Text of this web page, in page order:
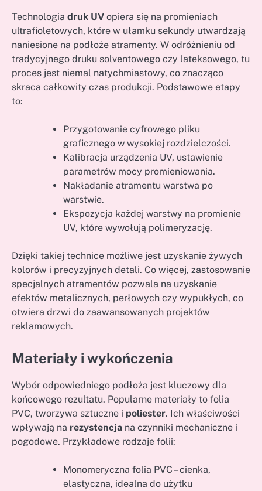
Technologia druk UV opiera się na promieniach
ultrafioletowych, które w ułamku sekundy utwardzają
naniesione na podłoże atramenty. W odróżnieniu od
tradycyjnego druku solventowego czy lateksowego, tu
proces jest niemal natychmiastowy, co znacząco
skraca całkowity czas produkcji. Podstawowe etapy
to:
Przygotowanie cyfrowego pliku
graficznego w wysokiej rozdzielczości.
Kalibracja urządzenia UV, ustawienie
parametrów mocy promieniowania.
Nakładanie atramentu warstwa po
warstwie.
Ekspozycja każdej warstwy na promienie
UV, które wywołują polimeryzację.
Dzięki takiej technice możliwe jest uzyskanie żywych
kolorów i precyzyjnych detali. Co więcej, zastosowanie
specjalnych atramentów pozwala na uzyskanie
efektów metalicznych, perłowych czy wypukłych, co
otwiera drzwi do zaawansowanych projektów
reklamowych.
Materiały i wykończenia
Wybór odpowiedniego podłoża jest kluczowy dla
końcowego rezultatu. Popularne materiały to folia
PVC, tworzywa sztuczne i poliester. Ich właściwości
wpływają na rezystencja na czynniki mechaniczne i
pogodowe. Przykładowe rodzaje folii:
Monomeryczna folia PVC – cienka,
elastyczna, idealna do użytku